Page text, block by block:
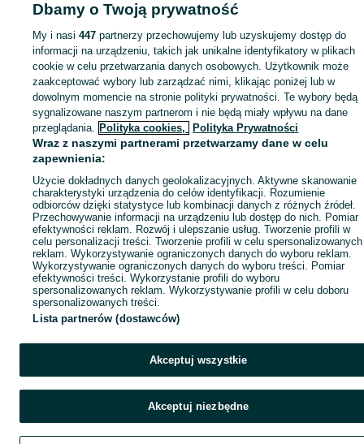
Mapa miejscowości
Mapa ministron
Popularne wyszukiwania
Dbamy o Twoją prywatność
My i nasi447 partnerzy przechowujemy lub uzyskujemy dostęp do
informacji na urządzeniu, takich jak unikalne identyfikatory w plikach
cookie w celu przetwarzania danych osobowych. Użytkownik może
zaakceptować wybory lub zarządzać nimi, klikając poniżej lub w
dowolnym momencie na stronie polityki prywatności. Te wybory będą
sygnalizowane naszym partnerom i nie będą miały wpływu na dane
przeglądania. Polityka cookies, Polityka Prywatności
Wraz z naszymi partnerami przetwarzamy dane w celu
zapewnienia:
Użycie dokładnych danych geolokalizacyjnych. Aktywne skanowanie
charakterystyki urządzenia do celów identyfikacji. Rozumienie
odbiorców dzięki statystyce lub kombinacji danych z różnych źródeł.
Przechowywanie informacji na urządzeniu lub dostęp do nich. Pomiar
efektywności reklam. Rozwój i ulepszanie usług. Tworzenie profili w
celu personalizacji treści. Tworzenie profili w celu spersonalizowanych
reklam. Wykorzystywanie ograniczonych danych do wyboru reklam.
Wykorzystywanie ograniczonych danych do wyboru treści. Pomiar
efektywności treści. Wykorzystanie profili do wyboru
spersonalizowanych reklam. Wykorzystywanie profili w celu doboru
spersonalizowanych treści.
Lista partnerów (dostawców)
Akceptuj wszystkie
Akceptuj niezbędne